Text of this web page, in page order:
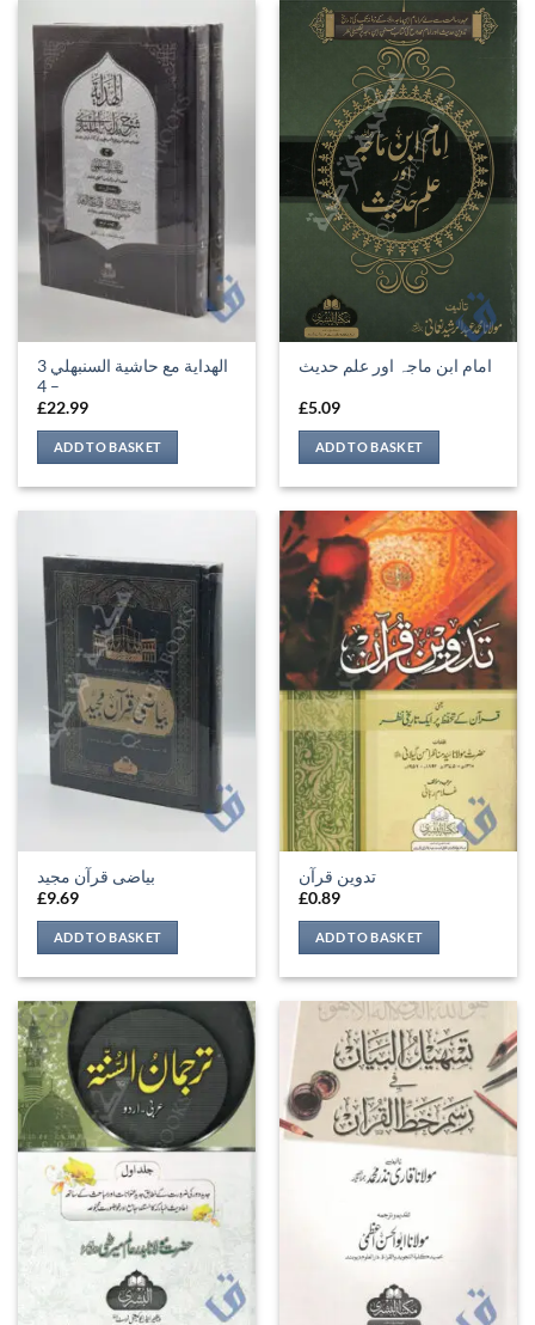
الهداية مع حاشية السنبهلي 3
– 4
£22.99
ADD TO BASKET
امام ابن ماجہ اور علم حدیث
£5.09
ADD TO BASKET
بیاضی قرآن مجید
£9.69
ADD TO BASKET
تدوین قرآن
£0.89
ADD TO BASKET